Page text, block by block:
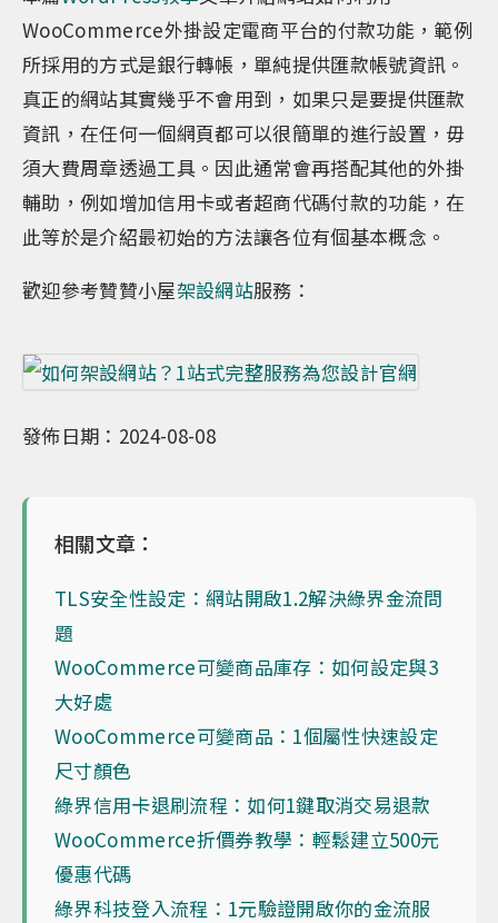
WooCommerce外掛設定電商平台的付款功能，範例
所採用的方式是銀行轉帳，單純提供匯款帳號資訊。
真正的網站其實幾乎不會用到，如果只是要提供匯款
資訊，在任何一個網頁都可以很簡單的進行設置，毋
須大費周章透過工具。因此通常會再搭配其他的外掛
輔助，例如增加信用卡或者超商代碼付款的功能，在
此等於是介紹最初始的方法讓各位有個基本概念。
歡迎參考贊贊小屋架設網站服務：
發佈日期：2024-08-08
相關文章：
TLS安全性設定：網站開啟1.2解決綠界金流問
題
WooCommerce可變商品庫存：如何設定與3
大好處
WooCommerce可變商品：1個屬性快速設定
尺寸顏色
綠界信用卡退刷流程：如何1鍵取消交易退款
WooCommerce折價券教學：輕鬆建立500元
優惠代碼
綠界科技登入流程：1元驗證開啟你的金流服